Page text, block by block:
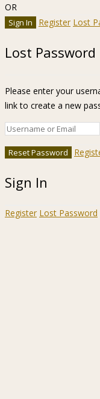
OR
Register Lost
Lost Password
Please enter your
link to create a new
Sign In
Register Lost Password